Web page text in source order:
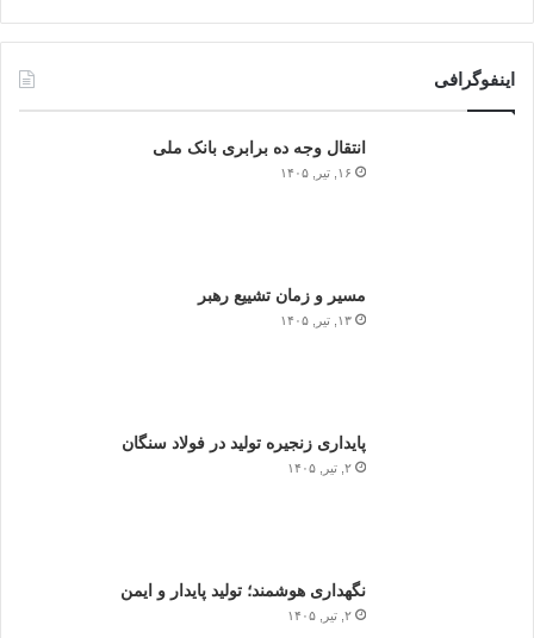
اینفوگرافی
انتقال وجه ده برابری بانک ملی
۱۶, تیر, ۱۴۰۵
مسیر و زمان تشییع رهبر
۱۳, تیر, ۱۴۰۵
پایداری زنجیره تولید در فولاد سنگان
۲, تیر, ۱۴۰۵
نگهداری هوشمند؛ تولید پایدار و ایمن
۲, تیر, ۱۴۰۵